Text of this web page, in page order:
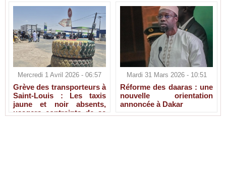
Mercredi 1 Avril 2026 - 06:57
Grève des transporteurs à
Saint-Louis : Les taxis
jaune et noir absents,
usagers contraints de se
Mardi 31 Mars 2026 - 10:51
Réforme des daaras : une
nouvelle orientation
annoncée à Dakar